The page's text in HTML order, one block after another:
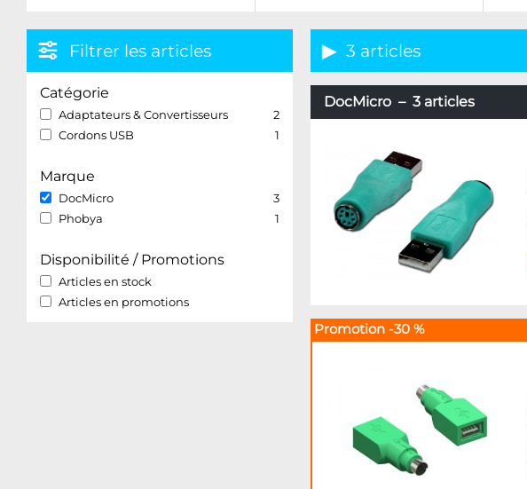
Filtrer les articles
Catégorie
Adaptateurs & Convertisseurs
2
Cordons USB
1
Marque
DocMicro
3
Phobya
1
Disponibilité / Promotions
Articles en stock
Articles en promotions
3 articles
DocMicro – 3 articles
Promotion -30 %